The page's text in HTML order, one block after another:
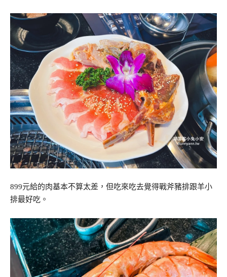
899元給的肉基本不算太差，但吃來吃去覺得戰斧豬排跟羊小
排最好吃。